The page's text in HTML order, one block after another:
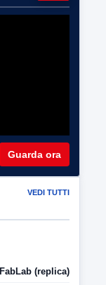
Guarda ora
VEDI TUTTI
FabLab (replica)